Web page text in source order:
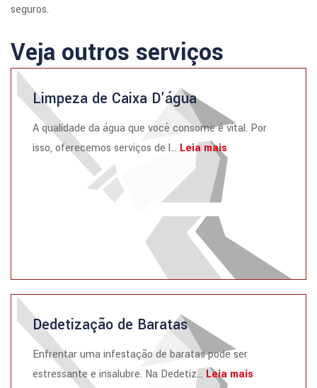
seguros.
Veja outros serviços
Limpeza de Caixa D’água
A qualidade da água que você consome é vital. Por
isso, oferecemos serviços de l... Leia mais
Dedetização de Baratas
Enfrentar uma infestação de baratas pode ser
estressante e insalubre. Na Dedetiz... Leia mais